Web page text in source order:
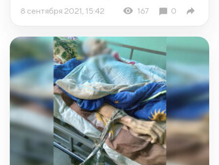
8 сентября 2021, 15:42 167 0